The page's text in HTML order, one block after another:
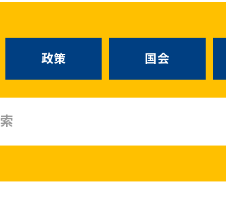
党基本情報
規約･規則
政策 国会